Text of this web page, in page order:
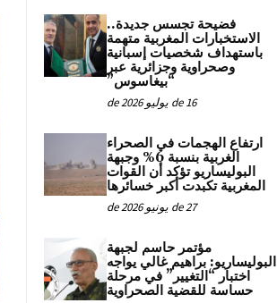
فضيحة تجسس جديدة..
الاستخبارات المغربية متهمة
باستهداف شخصيات إسبانية
وصحراوية وجزائرية عبر
“بيغاسوس”
16 de يوليو de 2026
ارتفاع الهجمات في الصحراء
الغربية بنسبة 6% وجبهة
البوليساريو تؤكد أن القوات
المغربية تكبدت أكبر خسائرها
27 de يونيو de 2026
مؤتمر حاسم لجبهة
البوليساريو: براهيم غالي يواجه
اختبار “التغيير” في مرحلة
حساسة للقضية الصحراوية